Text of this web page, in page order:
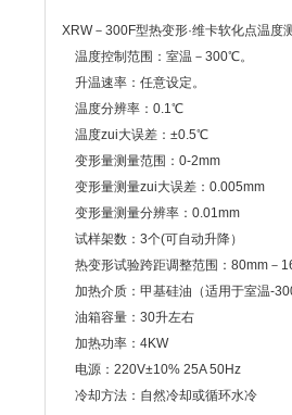
XRW－300F型热变形·维卡软化点温度
温度控制范围：室温－300℃。
升温速率：任意设定。
温度分辨率：0.1℃
温度zui大误差：±0.5℃
变形量测量范围：0-2mm
变形量测量zui大误差：0.005mm
变形量测量分辨率：0.01mm
试样架数：3个(可自动升降）
热变形试验跨距调整范围：80mm－
加热介质：甲基硅油（适用于室温-
油箱容量：30升左右
加热功率：4KW
电源：220V±10% 25A 50Hz
冷却方法：自然冷却或循环水冷